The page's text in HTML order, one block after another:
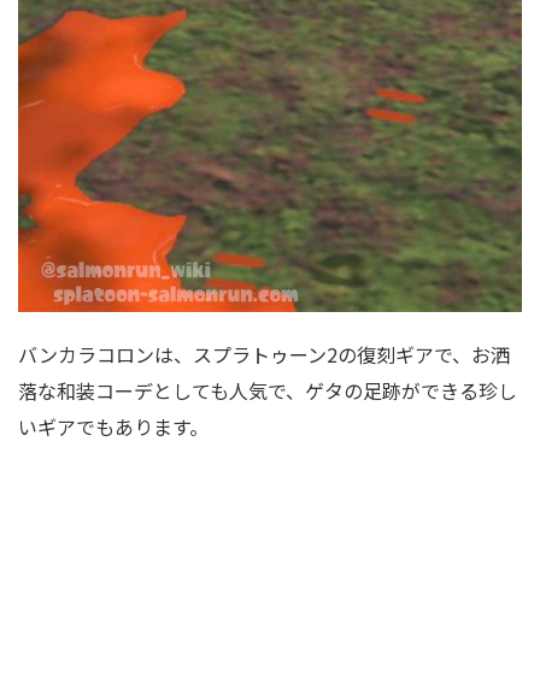
バンカラコロンは、スプラトゥーン2の復刻ギアで、お洒
落な和装コーデとしても人気で、ゲタの足跡ができる珍し
いギアでもあります。